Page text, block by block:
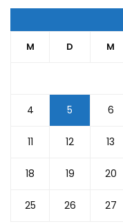
M D M
4 5 6
11 12 13
18 19 20
25 26 27